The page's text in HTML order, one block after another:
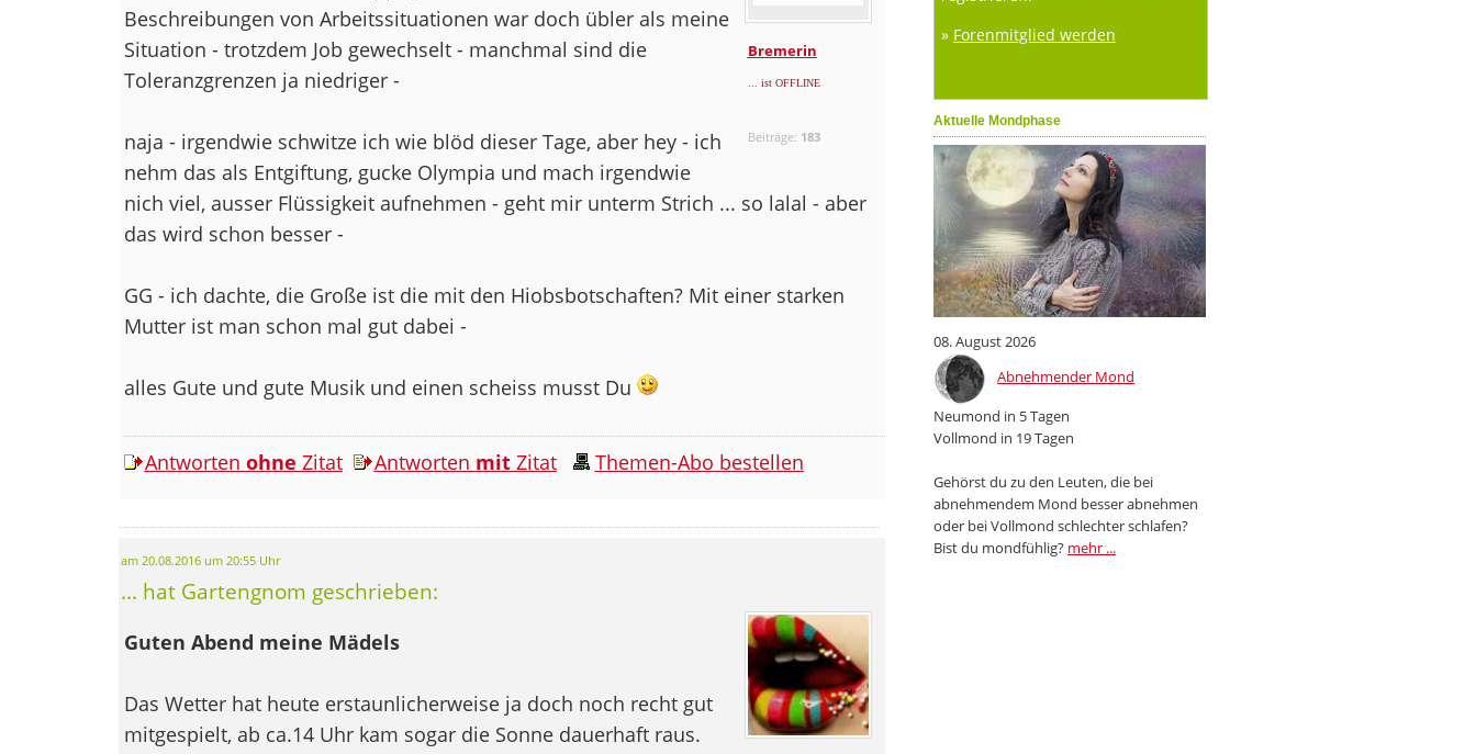
» Forenmitglied werden
Aktuelle Mondphase
08. August 2026
Abnehmender Mond
Neumond in 5 Tagen
Vollmond in 19 Tagen
Gehörst du zu den Leuten, die bei
abnehmendem Mond besser abnehmen
oder bei Vollmond schlechter schlafen?
Bist du mondfühlig? mehr ...
Bremerin
... ist OFFLINE
Beiträge: 183
Beschreibungen von Arbeitssituationen war doch übler als meine
Situation - trotzdem Job gewechselt - manchmal sind die
Toleranzgrenzen ja niedriger -
naja - irgendwie schwitze ich wie blöd dieser Tage, aber hey - ich
nehm das als Entgiftung, gucke Olympia und mach irgendwie
nich viel, ausser Flüssigkeit aufnehmen - geht mir unterm Strich ... so lalal - aber
das wird schon besser -
GG - ich dachte, die Große ist die mit den Hiobsbotschaften? Mit einer starken
Mutter ist man schon mal gut dabei -
alles Gute und gute Musik und einen scheiss musst Du
Antworten ohne Zitat Antworten mitZitat Themen-Abo bestellen
am 20.08.2016 um 20:55 Uhr
... hat Gartengnom geschrieben:
Guten Abend meine Mädels
Das Wetter hat heute erstaunlicherweise ja doch noch recht gut
mitgespielt, ab ca.14 Uhr kam sogar die Sonne dauerhaft raus.